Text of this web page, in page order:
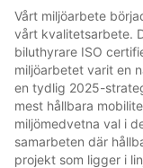
Vårt miljöarbete
vårt kvalitetsarbete.
biluthyrare ISO
miljöarbetet varit en
en tydlig 2025-
mest hållbara
miljömedvetna val i
samarbeten där
projekt som ligger i